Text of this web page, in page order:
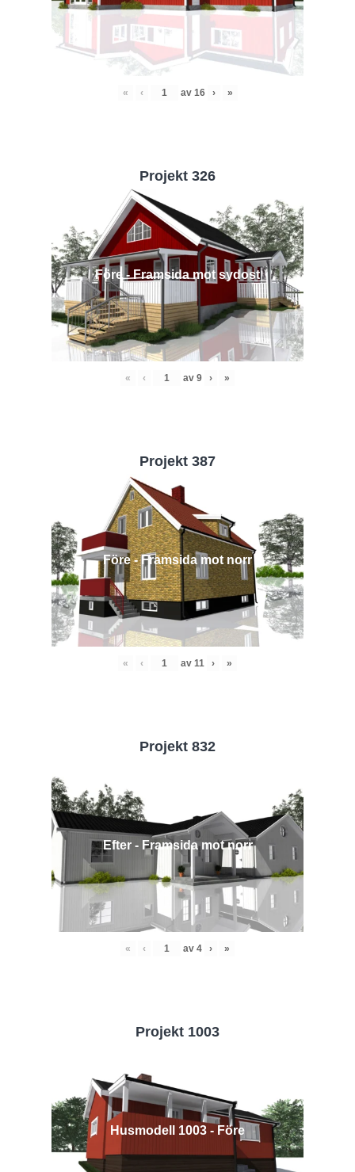
« ‹ av 16 › »
Projekt 326
Före - Framsida mot sydost
« ‹ av 9 › »
Projekt 387
Före - Framsida mot norr
« ‹ av 11 › »
Projekt 832
Efter - Framsida mot norr
« ‹ av 4 › »
Projekt 1003
Husmodell 1003 - Före